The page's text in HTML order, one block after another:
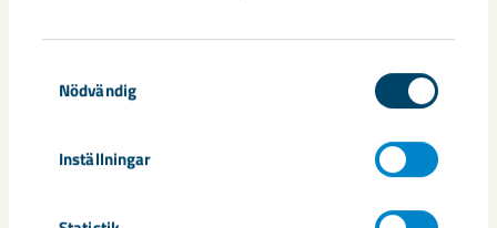
Nödvändig
Inställningar
Handbollstalanger upptäckte en